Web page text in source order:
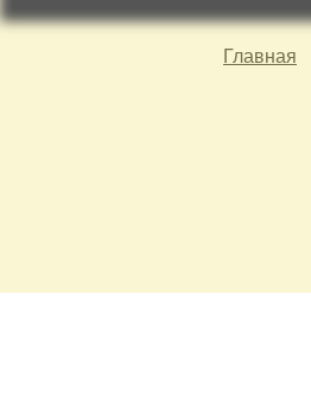
Главная